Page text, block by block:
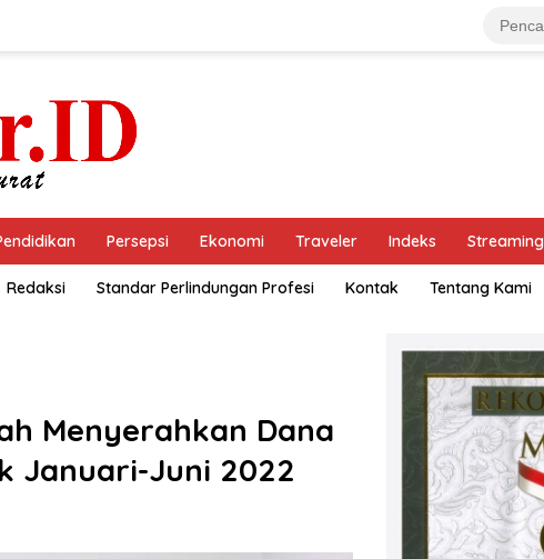
Persepsi Ekonomi Traveler Indeks Streaming
Redaksi Standar Perlindungan Profesi Kontak Tentang Kami
Menyerahkan Dana
Januari-Juni 2022